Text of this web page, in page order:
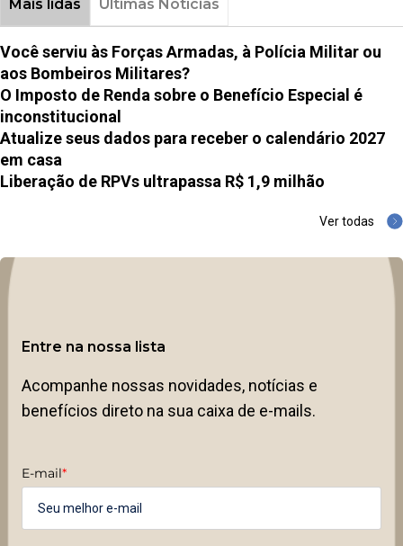
Mais lidas Últimas Notícias
Você serviu às Forças Armadas, à Polícia Militar ou
aos Bombeiros Militares?
O Imposto de Renda sobre o Benefício Especial é
inconstitucional
Atualize seus dados para receber o calendário 2027
em casa
Liberação de RPVs ultrapassa R$ 1,9 milhão
Ver todas
Entre na nossa lista
Acompanhe nossas novidades, notícias e
benefícios direto na sua caixa de e-mails.
E-mail*